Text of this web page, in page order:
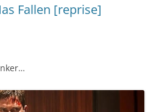
Fallen [reprise]